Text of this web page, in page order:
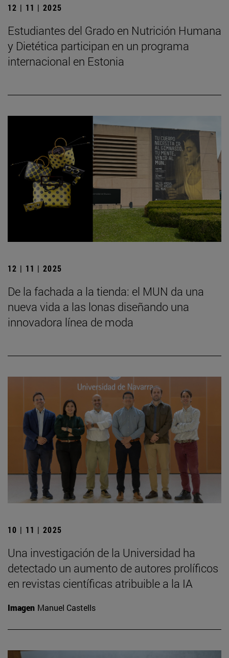
12 | 11 | 2025
Estudiantes del Grado en Nutrición Humana
y Dietética participan en un programa
internacional en Estonia
12 | 11 | 2025
De la fachada a la tienda: el MUN da una
nueva vida a las lonas diseñando una
innovadora línea de moda
10 | 11 | 2025
Una investigación de la Universidad ha
detectado un aumento de autores prolíficos
en revistas científicas atribuible a la IA
Imagen Manuel Castells